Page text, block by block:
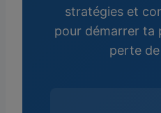
stratégies et
pour démarrer ta
perte